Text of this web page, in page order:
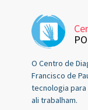
O Centro de
Francisco de
tecnologia
ali trabalham.